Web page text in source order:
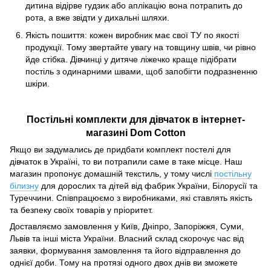
дитина відірве гудзик або аплікацію вона потрапить до
рота, а вже звідти у дихальні шляхи.
Якість пошиття: кожен виробник має свої ТУ по якості
продукції. Тому звертайте увагу на товщину швів, чи рівно
йде стібка. Дівчинці у дитяче ліжечко краще підібрати
постіль з одинарними швами, щоб запобігти подразненню
шкіри.
Постільні комплекти для дівчаток в інтернет-
магазині Dom Cotton
Якщо ви задумались де придбати комплект постелі для
дівчаток в Україні, то ви потрапили саме в таке місце. Наш
магазин пропонує домашній текстиль, у тому числі постільну
білизну для дорослих та дітей від фабрик України, Білорусії та
Туреччини. Співпрацюємо з виробниками, які ставлять якість
та безпеку своїх товарів у пріоритет.
Доставляємо замовлення у Київ, Дніпро, Запоріжжя, Суми,
Львів та інші міста України. Власний склад скорочує час від
заявки, формування замовлення та його відправлення до
однієї доби. Тому на протязі одного двох днів ви зможете